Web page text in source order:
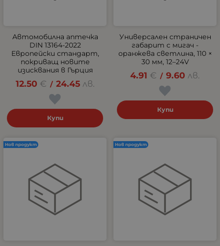
Автомобилна аптечка
DIN 13164-2022
Европейски стандарт,
покриващ новите
изисквания в Гърция
12.50 € / 24.45 лв.
Купи
Универсален страничен
габарит с мигач -
оранжева светлина, 110 ×
30 мм, 12–24V
4.91 € / 9.60 лв.
Купи
Нов продукт Нов продукт